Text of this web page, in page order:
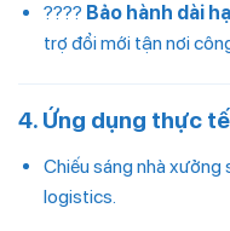
???? Bảo hành dài
trợ đổi mới tận nơi
4. Ứng dụng thực tế
Chiếu sáng nhà xưởng
logistics.